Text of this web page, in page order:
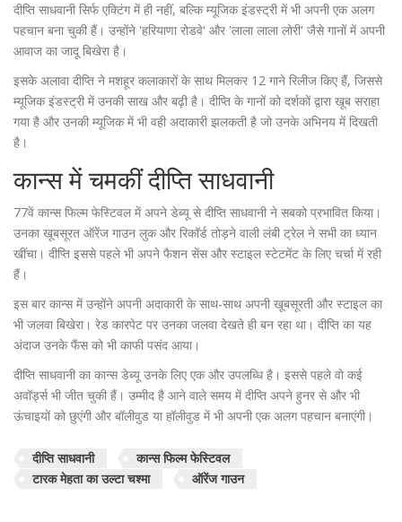
दीप्ति साधवानी सिर्फ एक्टिंग में ही नहीं, बल्कि म्यूजिक इंडस्ट्री में भी अपनी एक अलग
पहचान बना चुकी हैं। उन्होंने 'हरियाणा रोडवे' और 'लाला लाला लोरी' जैसे गानों में अपनी
आवाज का जादू बिखेरा है।
इसके अलावा दीप्ति ने मशहूर कलाकारों के साथ मिलकर 12 गाने रिलीज किए हैं, जिससे
म्यूजिक इंडस्ट्री में उनकी साख और बढ़ी है। दीप्ति के गानों को दर्शकों द्वारा खूब सराहा
गया है और उनकी म्यूजिक में भी वही अदाकारी झलकती है जो उनके अभिनय में दिखती
है।
कान्स में चमकीं दीप्ति साधवानी
77वें कान्स फिल्म फेस्टिवल में अपने डेब्यू से दीप्ति साधवानी ने सबको प्रभावित किया।
उनका खूबसूरत ऑरेंज गाउन लुक और रिकॉर्ड तोड़ने वाली लंबी ट्रेल ने सभी का ध्यान
खींचा। दीप्ति इससे पहले भी अपने फैशन सेंस और स्टाइल स्टेटमेंट के लिए चर्चा में रही
हैं।
इस बार कान्स में उन्होंने अपनी अदाकारी के साथ-साथ अपनी खूबसूरती और स्टाइल का
भी जलवा बिखेरा। रेड कारपेट पर उनका जलवा देखते ही बन रहा था। दीप्ति का यह
अंदाज उनके फैंस को भी काफी पसंद आया।
दीप्ति साधवानी का कान्स डेब्यू उनके लिए एक और उपलब्धि है। इससे पहले वो कई
अवॉर्ड्स भी जीत चुकी हैं। उम्मीद है आने वाले समय में दीप्ति अपने हुनर से और भी
ऊंचाइयों को छुएंगी और बॉलीवुड या हॉलीवुड में भी अपनी एक अलग पहचान बनाएंगी।
दीप्ति साधवानी
कान्स फिल्म फेस्टिवल
टारक मेहता का उल्टा चश्मा
ऑरेंज गाउन